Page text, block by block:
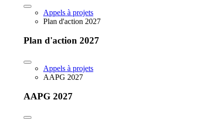
Appels à projets
Plan d'action 2027
Plan d'action 2027
Appels à projets
AAPG 2027
AAPG 2027